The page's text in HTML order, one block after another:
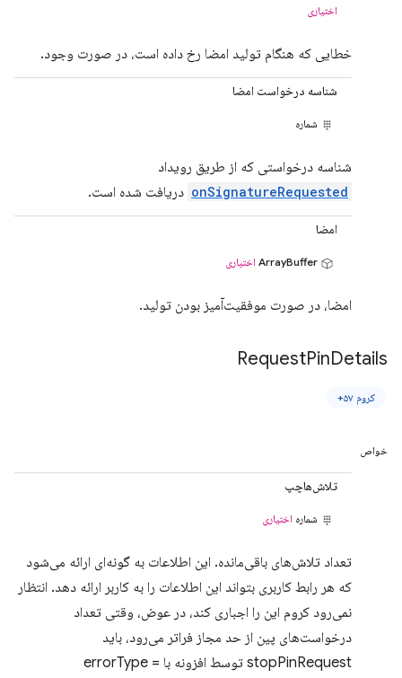
اختیاری
خطایی که هنگام تولید امضا رخ داده است، در صورت وجود.
شناسه درخواست امضا
شماره
شناسه درخواستی که از طریق رویداد
onSignatureRequested دریافت شده است.
امضا
اختیاری
امضا، در صورت موفقیت‌آمیز بودن تولید.
RequestPinDetails
کروم ۵۷+
خواص
تلاش‌هاچپ
شماره اختیاری
تعداد تلاش‌های باقی‌مانده. این اطلاعات به گونه‌ای ارائه می‌شود
که هر رابط کاربری بتواند این اطلاعات را به کاربر ارائه دهد. انتظار
نمی‌رود کروم این را اجباری کند، در عوض، وقتی تعداد
درخواست‌های پین از حد مجاز فراتر می‌رود، باید
stopPinRequest توسط افزونه با errorType =